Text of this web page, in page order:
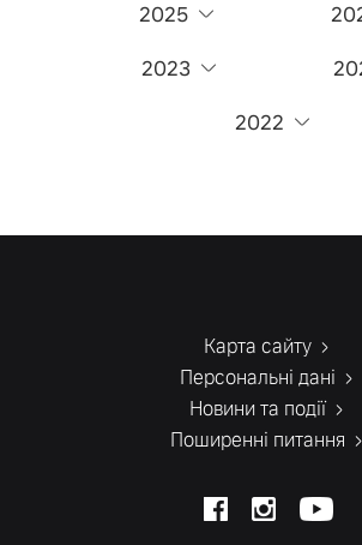
2025
2023
2022
Карта сайту
Персональні дані
Новини та події
Поширенні питання